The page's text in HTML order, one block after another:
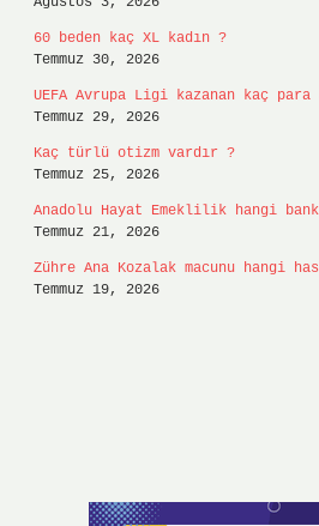
60 beden kaç XL kadın ?
Temmuz 30, 2026
UEFA Avrupa Ligi kazanan kaç
Temmuz 29, 2026
Kaç türlü otizm vardır ?
Temmuz 25, 2026
Anadolu Hayat Emeklilik hangi
Temmuz 21, 2026
Zühre Ana Kozalak macunu
Temmuz 19, 2026